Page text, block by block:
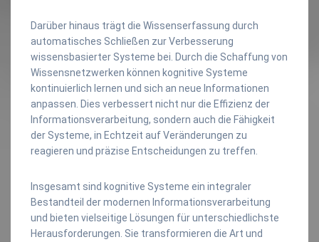
Darüber hinaus trägt die Wissenserfassung durch
automatisches Schließen zur Verbesserung
wissensbasierter Systeme bei. Durch die Schaffung von
Wissensnetzwerken können kognitive Systeme
kontinuierlich lernen und sich an neue Informationen
anpassen. Dies verbessert nicht nur die Effizienz der
Informationsverarbeitung, sondern auch die Fähigkeit
der Systeme, in Echtzeit auf Veränderungen zu
reagieren und präzise Entscheidungen zu treffen.
Insgesamt sind kognitive Systeme ein integraler
Bestandteil der modernen Informationsverarbeitung
und bieten vielseitige Lösungen für unterschiedlichste
Herausforderungen. Sie transformieren die Art und